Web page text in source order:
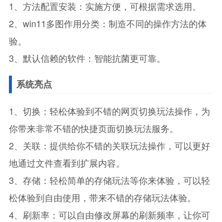
1、方法配置安装：实施方便，可根据需求选用。
2、win11多图作用分类：制造不同的操作方法的体
验。
3、默认信赖的软件：智能抗菌更可靠。
系统亮点
1、切换：轻松体验到不错的网页切换玩法操作，为
你带来非常不错的快捷页面切换玩法服务。
2、关联：提供给你不错的关联玩法操作，可以更好
地通过文件查看到扩展内容。
3、存储：轻松简单的存储玩法等你来体验，可以轻
松体验到自由使用，带来不错的存储玩法体验。
4、刷新率：可以自由修改屏幕的刷新频率，让你可